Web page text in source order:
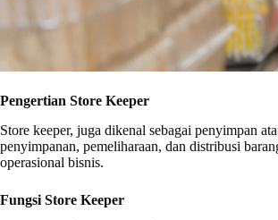
Pengertian Store Keeper
Store keeper, juga dikenal sebagai penyimpan
penyimpanan, pemeliharaan, dan distribusi
operasional bisnis.
Fungsi Store Keeper